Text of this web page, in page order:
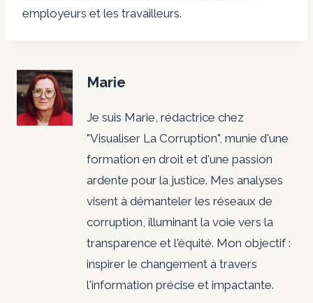
employeurs et les travailleurs.
Marie
Je suis Marie, rédactrice chez
"Visualiser La Corruption", munie d'une
formation en droit et d'une passion
ardente pour la justice. Mes analyses
visent à démanteler les réseaux de
corruption, illuminant la voie vers la
transparence et l'équité. Mon objectif :
inspirer le changement à travers
l'information précise et impactante.